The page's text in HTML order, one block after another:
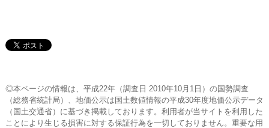
◎本ページの情報は、平成22年（調査日 2010年10月1日）の国勢調査
（総務省統計局）、地価公示は国土数値情報の平成30年度地価公示データ
（国土交通省）に基づき掲載しております。利用者が当サイトを利用した
ことにより生じる損害に対する保証行為を一切しておりません。重要な用